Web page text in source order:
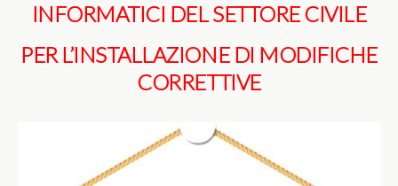
INFORMATICI DEL SETTORE CIVILE
PER L’INSTALLAZIONE DI MODIFICHE
CORRETTIVE